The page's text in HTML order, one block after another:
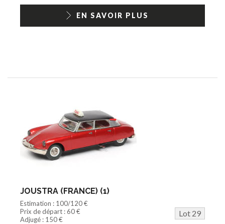
EN SAVOIR PLUS
JOUSTRA (FRANCE) (1)
Estimation : 100/120 €
Prix de départ : 60 €
Lot 29
Adjugé : 150 €